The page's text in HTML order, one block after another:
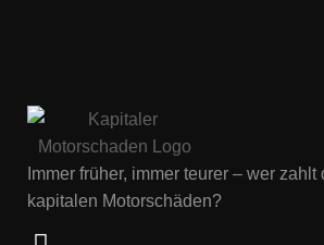
Immer früher, immer teurer – wer
kapitalen Motorschäden?